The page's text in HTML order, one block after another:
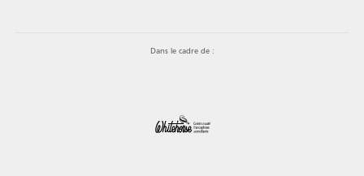
Dans le cadre de :